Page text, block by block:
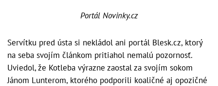
Portál Novinky.cz
Servítku pred ústa si nekládol ani portál Blesk.cz, ktorý
na seba svojím článkom pritiahol nemalú pozornosť.
Uviedol, že Kotleba výrazne zaostal za svojím sokom
Jánom Lunterom, ktorého podporili koaličné aj opozičné